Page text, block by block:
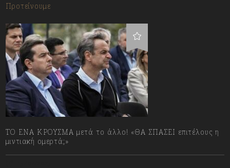
Προτείνουμε
ΤΟ ΕΝΑ ΚΡΟΥΣΜΑ μετά το άλλο! «ΘΑ ΣΠΑΣΕΙ επιτέλους η
μιντιακή ομερτά;»